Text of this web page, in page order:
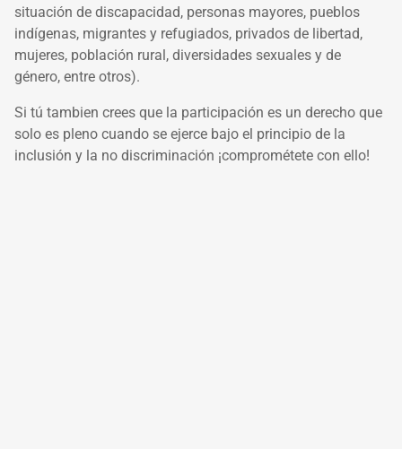
situación de discapacidad, personas mayores, pueblos
indígenas, migrantes y refugiados, privados de libertad,
mujeres, población rural, diversidades sexuales y de
género, entre otros).
Si tú tambien crees que la participación es un derecho que
solo es pleno cuando se ejerce bajo el principio de la
inclusión y la no discriminación ¡comprométete con ello!